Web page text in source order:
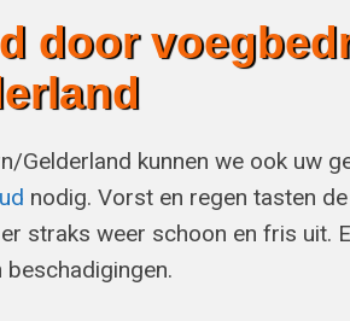
door
Gelderland kunnen we ook uw
nodig. Vorst en regen tasten
straks weer schoon en fris uit.
beschadigingen.